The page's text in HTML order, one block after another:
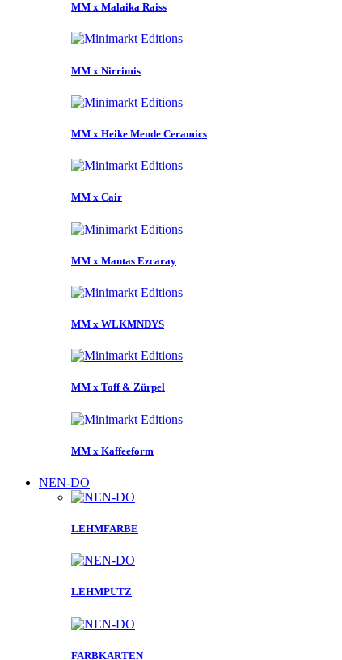
MM x Malaika Raiss
MM x Nirrimis
MM x Heike Mende Ceramics
MM x Cair
MM x Mantas Ezcaray
MM x WLKMNDYS
MM x Toff & Zürpel
MM x Kaffeeform
NEN-DO
LEHMFARBE
LEHMPUTZ
FARBKARTEN